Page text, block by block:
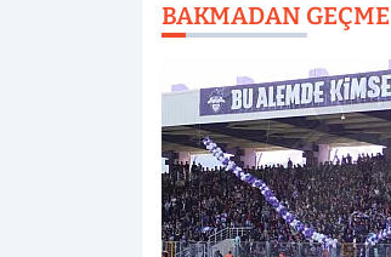
BAKMADAN GEÇME